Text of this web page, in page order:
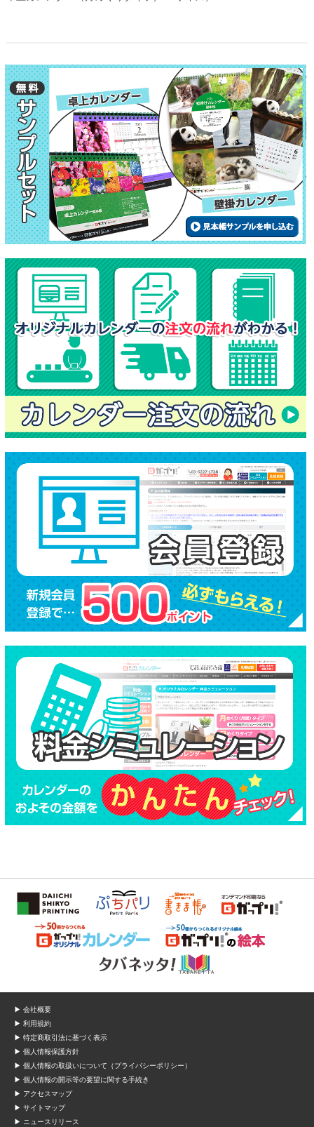
▶ 会社概要
▶ 利用規約
▶ 特定商取引法に基づく表示
▶ 個人情報保護方針
▶ 個人情報の取扱いについて（プライバシーポリシー）
▶ 個人情報の開示等の要望に関する手続き
▶ アクセスマップ
▶ サイトマップ
▶ ニュースリリース